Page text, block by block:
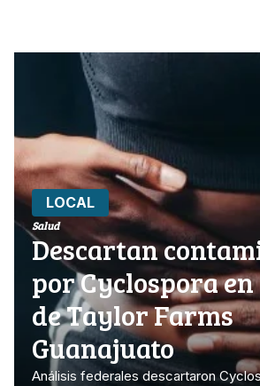
LOCAL
Salud
Descartan
por Cyclospora
de Taylor Farms
Guanajuato
Análisis federales descartaron